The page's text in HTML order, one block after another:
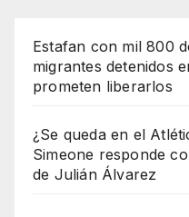
Estafan con mil 800
migrantes detenidos
prometen liberarlos
¿Se queda en el
Simeone responde
de Julián Álvarez